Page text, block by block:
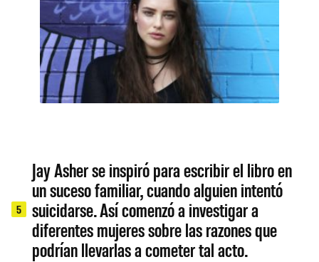
5
Jay Asher se inspiró para escribir el libro en
un suceso familiar, cuando alguien intentó
suicidarse. Así comenzó a investigar a
diferentes mujeres sobre las razones que
podrían llevarlas a cometer tal acto.